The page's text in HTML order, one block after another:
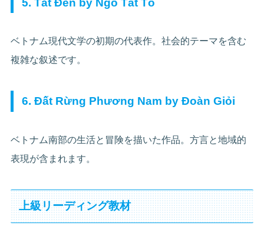
ベトナム現代文学の初期の代表作。社会的テーマを含む
複雑な叙述です。
6. Đất Rừng Phương Nam by Đoàn Giỏi
ベトナム南部の生活と冒険を描いた作品。方言と地域的
表現が含まれます。
上級リーディング教材